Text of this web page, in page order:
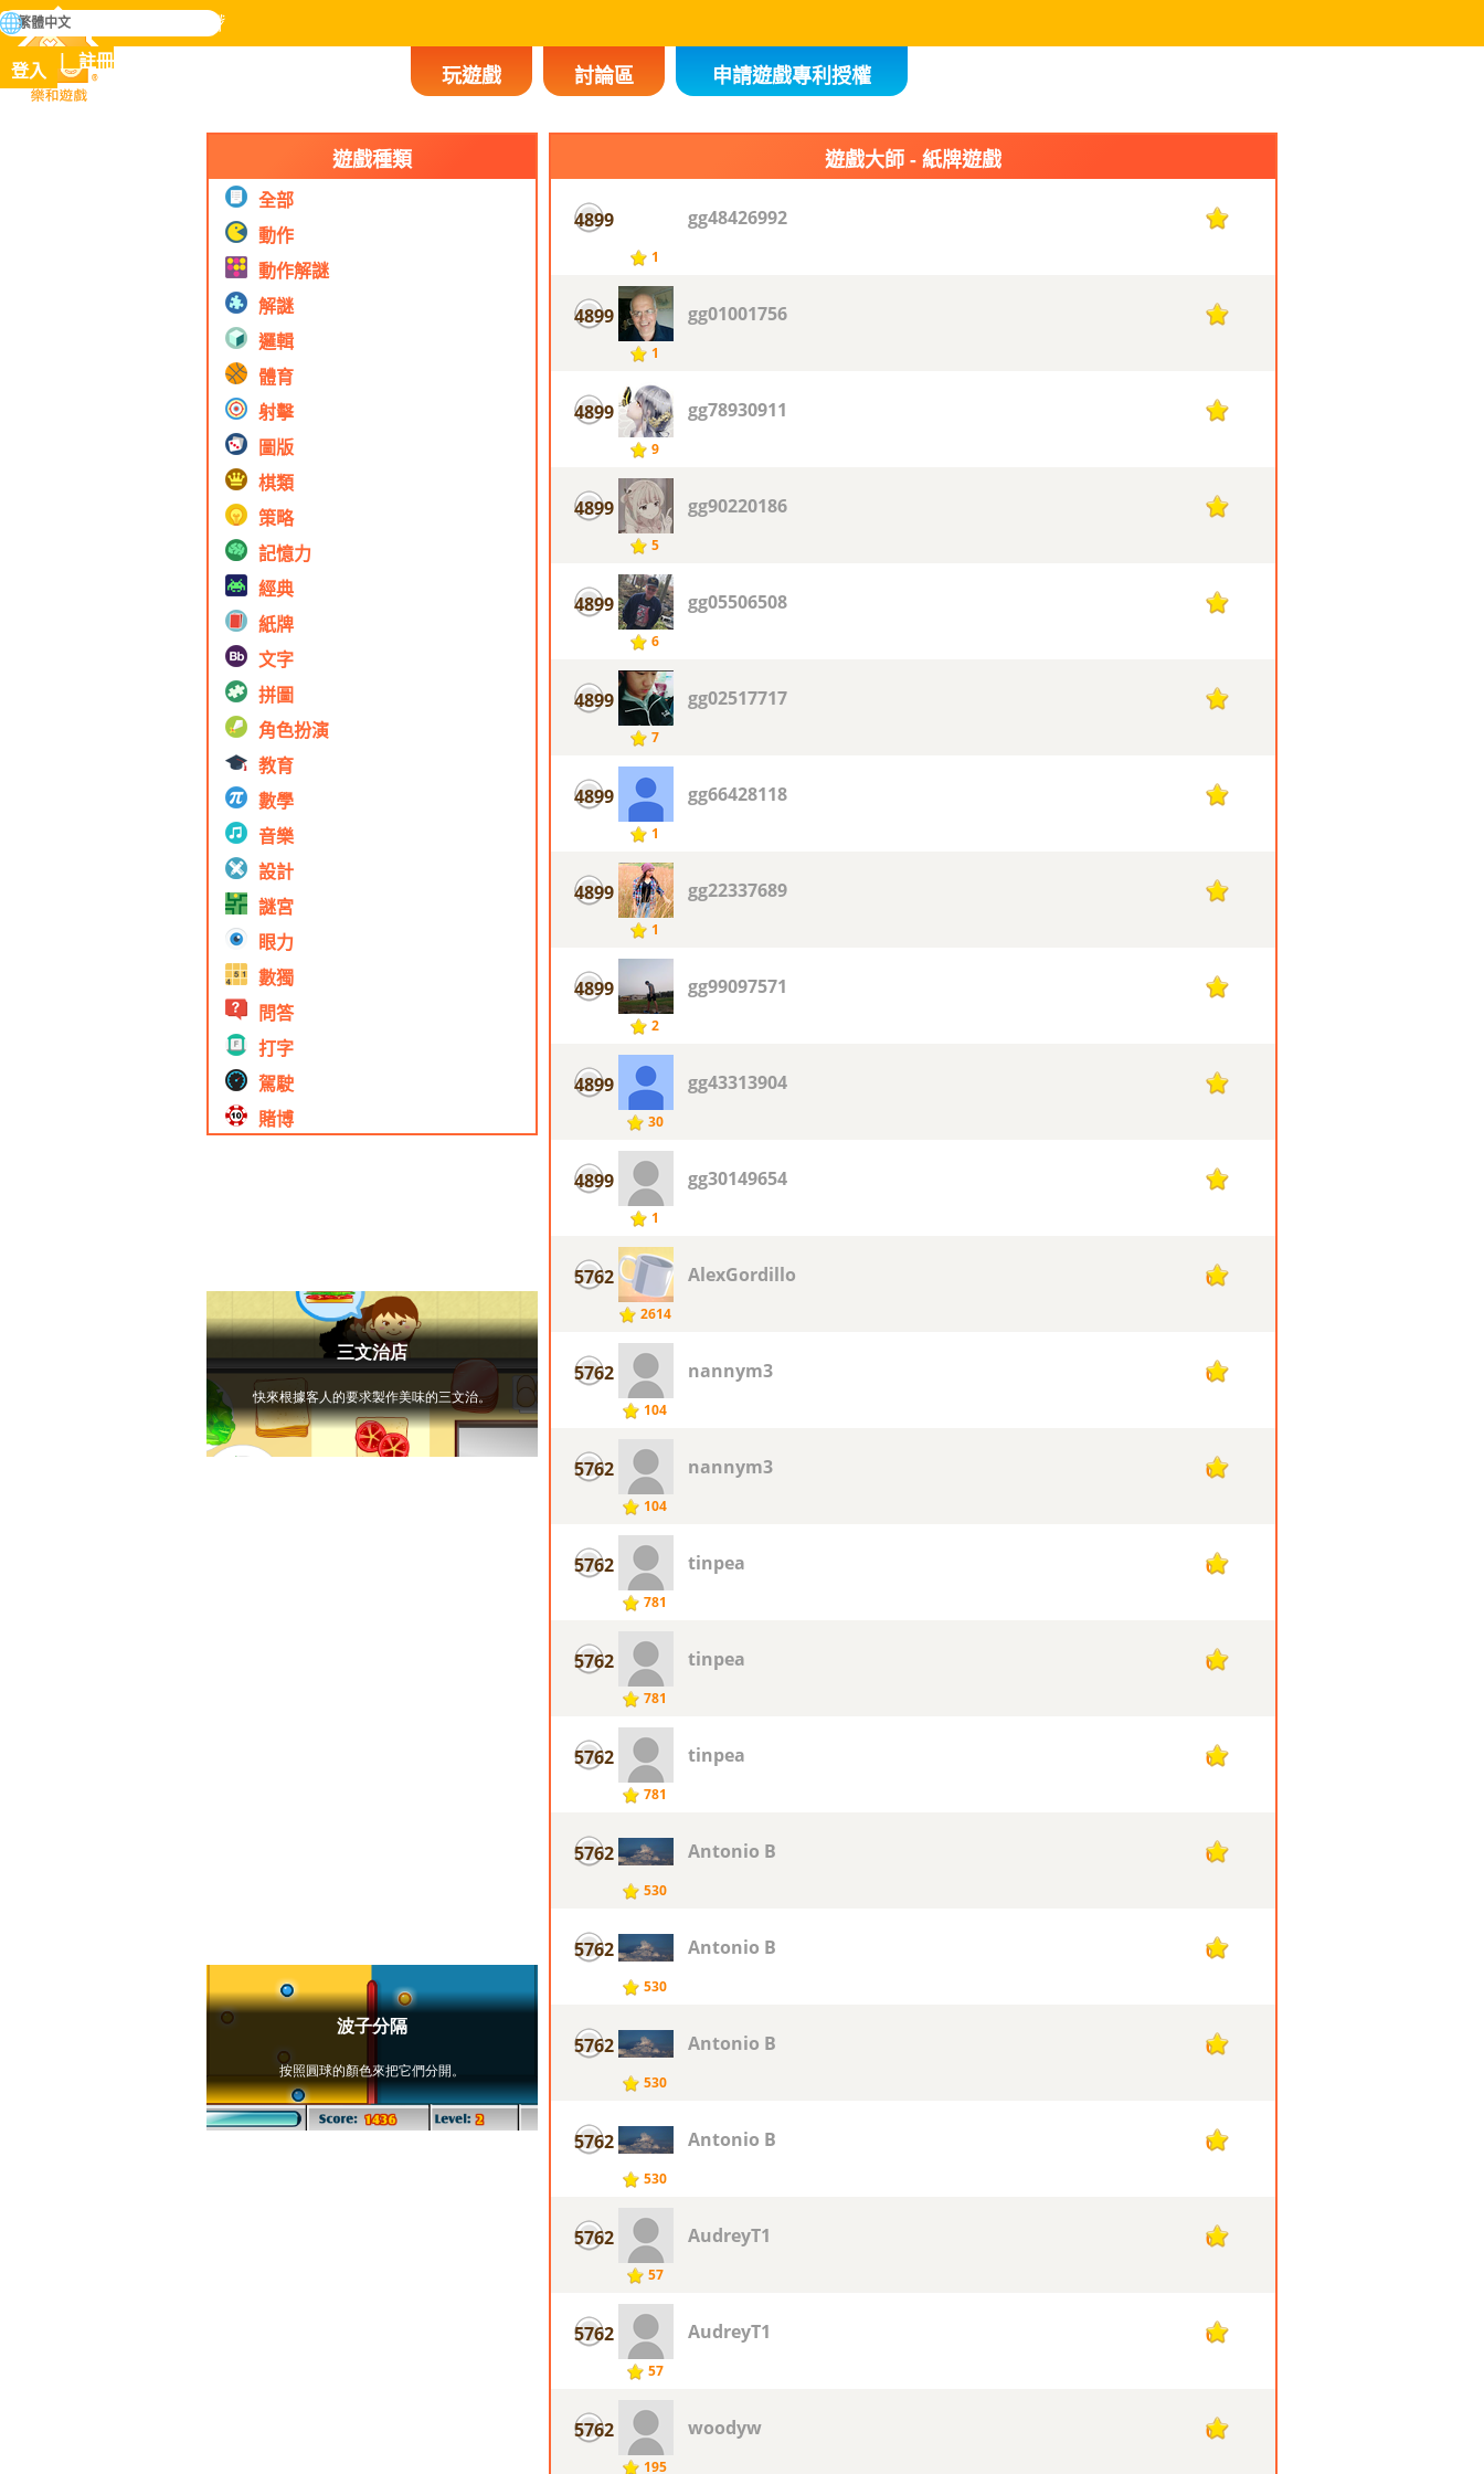
樂和遊戲
掌握人類歷史上所有遊戲
搜
尋
玩遊戲 討論區 申請遊戲專利授權
登入 註冊
繁體中文
遊戲種類
全部
動作
動作解謎
解謎
邏輯
體育
射擊
圖版
棋類
策略
記憶力
經典
紙牌
文字
拼圖
角色扮演
教育
數學
音樂
設計
謎宮
眼力
數獨
問答
打字
駕駛
賭博
遊戲大師 - 紙牌遊戲
4899
1
gg48426992 1
4899
1
gg01001756 1
4899
9
gg78930911 1
4899
5
gg90220186 1
4899
6
gg05506508 1
4899
7
gg02517717 1
4899
1
gg66428118 1
4899
1
gg22337689 1
4899
2
gg99097571 1
4899
30
gg43313904 1
4899
1
gg30149654 1
5762
2614
AlexGordillo 0
5762
104
nannym3 0
5762
104
nannym3 0
5762
781
tinpea 0
5762
781
tinpea 0
5762
781
tinpea 0
5762
530
Antonio B 0
5762
530
Antonio B 0
5762
530
Antonio B 0
5762
530
Antonio B 0
5762
57
AudreyT1 0
5762
57
AudreyT1 0
5762
195
woodyw 0